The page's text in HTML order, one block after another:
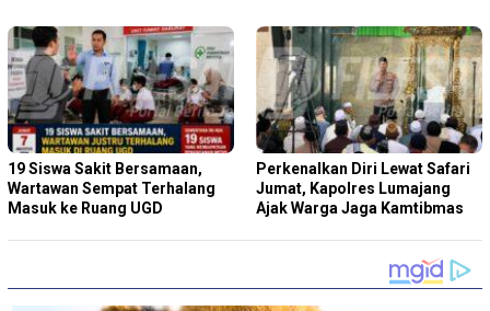
19 Siswa Sakit Bersamaan,
Wartawan Sempat Terhalang
Masuk ke Ruang UGD
Perkenalkan Diri Lewat Safari
Jumat, Kapolres Lumajang
Ajak Warga Jaga Kamtibmas